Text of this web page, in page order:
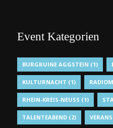
Event Kategorien
BURGRUINE AGGSTEIN (1)
KULTURNACHT (1)
RHEIN-KREIS-NEUSS (1)
TALENTEABEND (2)